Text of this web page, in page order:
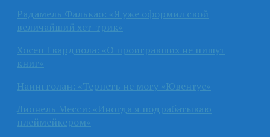
Радамель Фалькао: «Я уже оформил свой
величайший хет-трик»
Хосеп Гвардиола: «О проигравших не пишут
книг»
Наингголан: «Терпеть не могу «Ювентус»
Лионель Месси: «Иногда я подрабатываю
плеймейкером»